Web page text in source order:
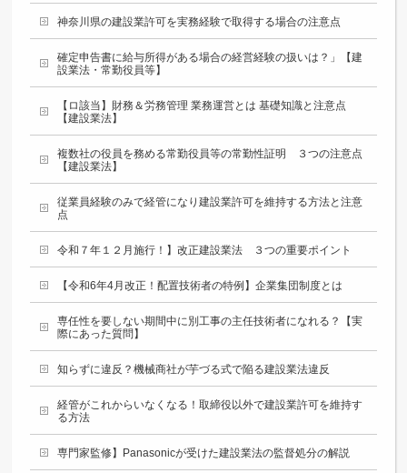
神奈川県の建設業許可を実務経験で取得する場合の注意点
確定申告書に給与所得がある場合の経営経験の扱いは？」【建
設業法・常勤役員等】
【ロ該当】財務＆労務管理 業務運営とは 基礎知識と注意点
【建設業法】
複数社の役員を務める常勤役員等の常勤性証明 ３つの注意点
【建設業法】
従業員経験のみで経管になり建設業許可を維持する方法と注意
点
令和７年１２月施行！】改正建設業法 ３つの重要ポイント
【令和6年4月改正！配置技術者の特例】企業集団制度とは
専任性を要しない期間中に別工事の主任技術者になれる？【実
際にあった質問】
知らずに違反？機械商社が芋づる式で陥る建設業法違反
経管がこれからいなくなる！取締役以外で建設業許可を維持す
る方法
専門家監修】Panasonicが受けた建設業法の監督処分の解説